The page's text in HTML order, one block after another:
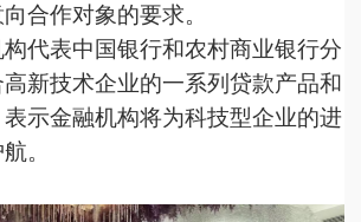
合作对象的要求。
代表中国银行和农村商业银行分
新技术企业的一系列贷款产品和
示金融机构将为科技型企业的进
。